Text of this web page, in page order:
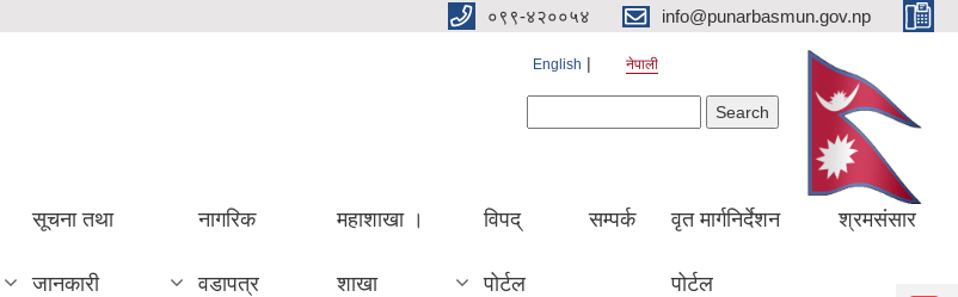
०९९-४२००५४ info@punarbasmun.gov.np
English नेपाली
सूचना तथा
जानकारी
नागरिक
वडापत्र
महाशाखा ।
शाखा
विपद्
पोर्टल
सम्पर्क वृत मार्गनिर्देशन
पोर्टल
श्रमसंसार